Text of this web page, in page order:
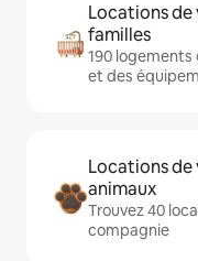
Locations de
familles
190
et des
Locations
animaux
Trouvez 40
compagnie